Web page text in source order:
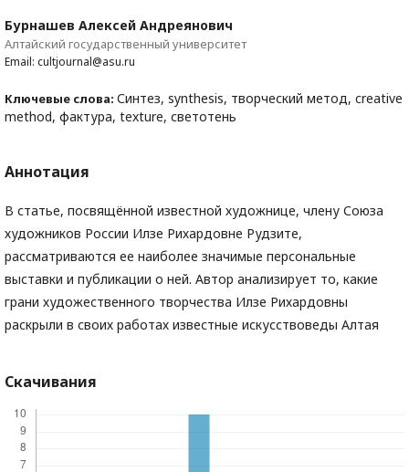
Бурнашев Алексей Андреянович
Алтайский государственный университет
Email: cultjournal@asu.ru
Ключевые слова: Синтез, synthesis, творческий метод, creative
method, фактура, texture, светотень
Аннотация
В статье, посвящённой известной художнице, члену Союза
художников России Илзе Рихардовне Рудзите,
рассматриваются ее наиболее значимые персональные
выставки и публикации о ней. Автор анализирует то, какие
грани художественного творчества Илзе Рихардовны
раскрыли в своих работах известные искусствоведы Алтая
Скачивания